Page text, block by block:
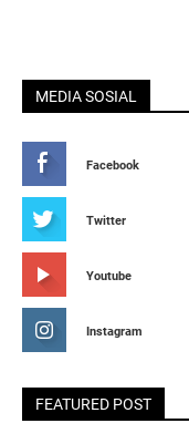
MEDIA SOSIAL
Facebook
Twitter
Youtube
Instagram
FEATURED POST